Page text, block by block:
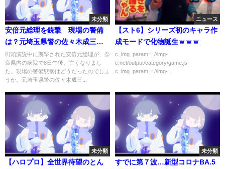
未分類
安倍元総理を銃撃 現場の警備
は？元埼玉県警の佐々木成三氏
に聞く(2022年7月8日)
街頭演説中に襲撃された安倍元総理が、奈
良県内の病院で8日午後、亡くなりまし
た。現場の警備態勢はどうだったのでしょ
うか。元埼玉県警の佐々木成三...
ニュース
【スト6】シリーズ初のキャラ作
成モードで化物誕生ｗｗｗ
c_img_param=; //img-
c.net/output/category/game.js
c_img_param=; //img-...
未分類
【ハロプロ】全世界待望のとん
未分類
すでに第７波…新型コロナBA.5